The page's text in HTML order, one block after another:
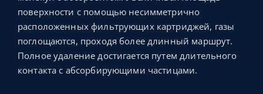
поверхности с помощью несимметрично
расположенных фильтрующих картриджей, газы
поглощаются, проходя более длинный маршрут.
Полное удаление достигается путем длительного
контакта с абсорбирующими частицами.